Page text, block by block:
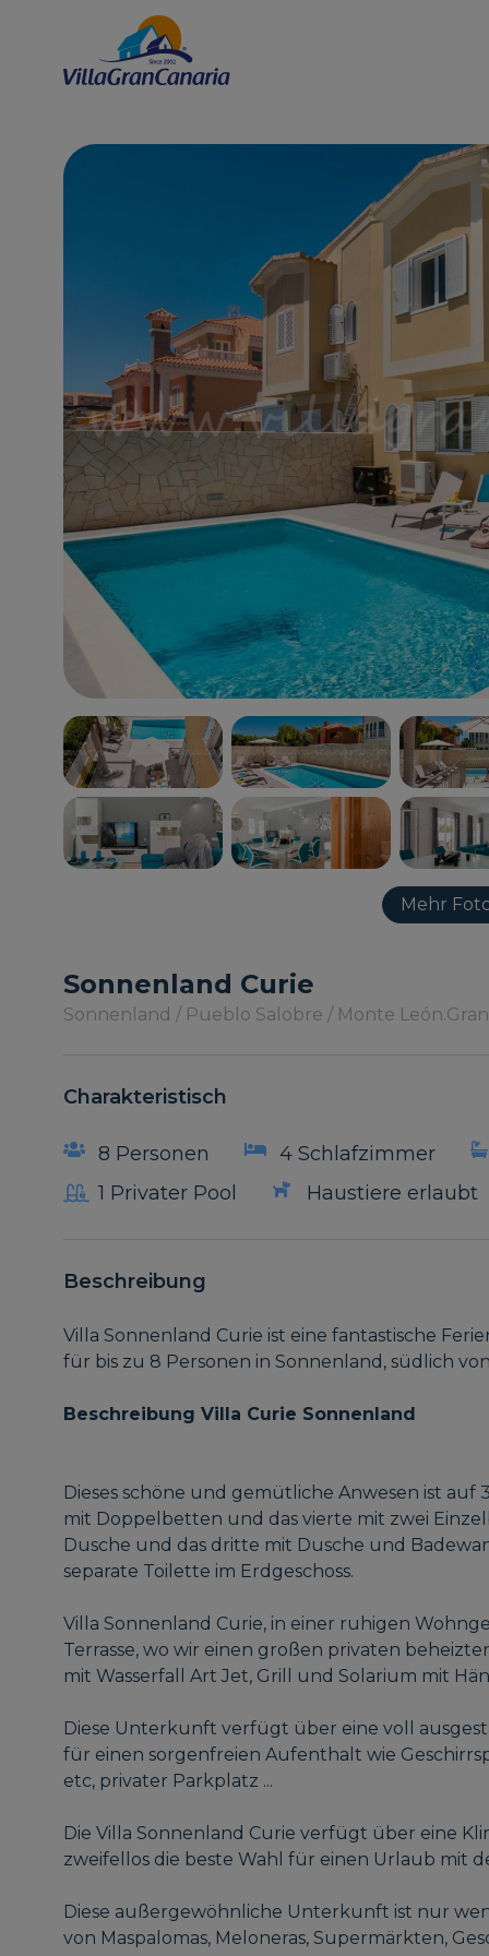
Mehr
Sonnenland Curie
Sonnenland / Pueblo Salobre / Monte León.
Charakteristisch
8 Personen 4 Schlafzimmer
1 Privater Pool Haustiere erlaubt
Beschreibung
Villa Sonnenland Curie ist eine fantastische
für bis zu 8 Personen in Sonnenland, südlich von
Beschreibung Villa Curie Sonnenland
Dieses schöne und gemütliche Anwesen ist
mit Doppelbetten und das vierte mit zwei
Dusche und das dritte mit Dusche und
separate Toilette im Erdgeschoss.
Villa Sonnenland Curie, in einer ruhigen
Terrasse, wo wir einen großen privaten
mit Wasserfall Art Jet, Grill und Solarium mit
Diese Unterkunft verfügt über eine voll
für einen sorgenfreien Aufenthalt wie
etc, privater Parkplatz ...
Die Villa Sonnenland Curie verfügt über eine
zweifellos die beste Wahl für einen Urlaub mit
Diese außergewöhnliche Unterkunft ist nur
von Maspalomas, Meloneras, Supermärkten,